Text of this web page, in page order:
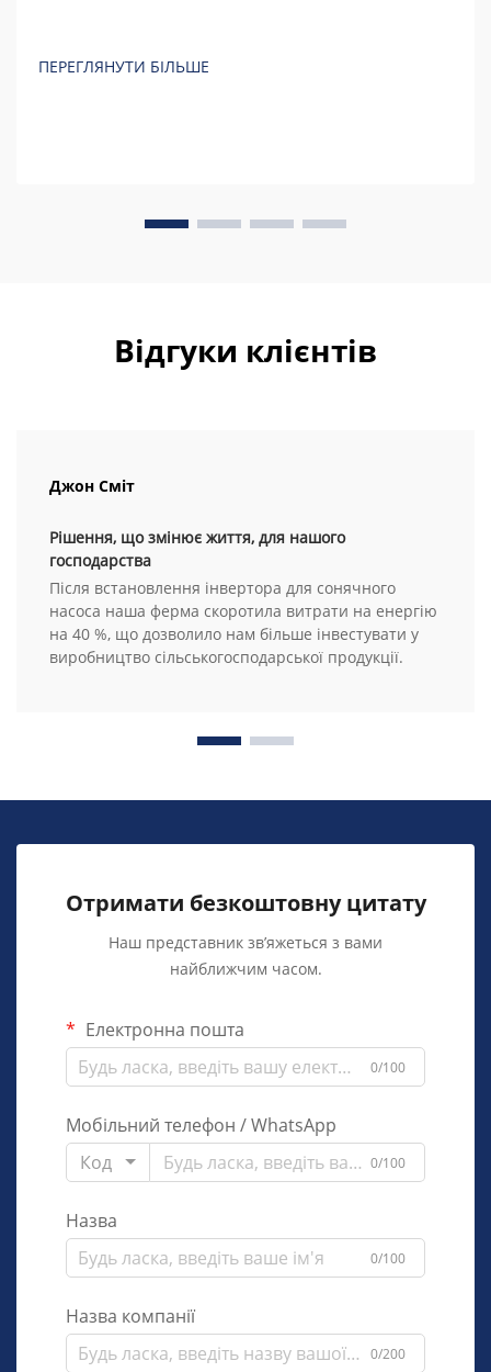
ПЕРЕГЛЯНУТИ БІЛЬШЕ
Відгуки клієнтів
Джон Сміт
Рішення, що змінює життя, для нашого
господарства
Після встановлення інвертора для сонячного
насоса наша ферма скоротила витрати на енергію
на 40 %, що дозволило нам більше інвестувати у
виробництво сільськогосподарської продукції.
Отримати безкоштовну цитату
Наш представник зв’яжеться з вами
найближчим часом.
Електронна пошта
0/100
Мобільний телефон / WhatsApp
Код
0/100
Назва
0/100
Назва компанії
0/200